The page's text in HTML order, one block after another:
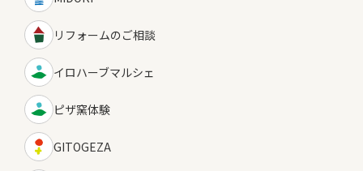
リフォームのご相談
イロハーブマルシェ
ピザ窯体験
GITOGEZA